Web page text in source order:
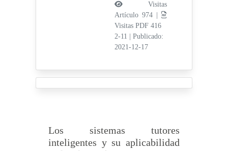
Visitas
Artículo 974 |
Visitas PDF 416
2-11
Publicado:
2021-12-17
Los sistemas tutores
inteligentes y su aplicabilidad